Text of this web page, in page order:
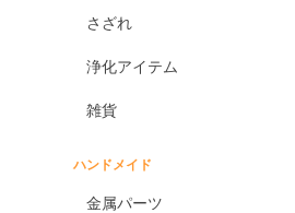
さざれ
浄化アイテム
雑貨
ハンドメイド
金属パーツ